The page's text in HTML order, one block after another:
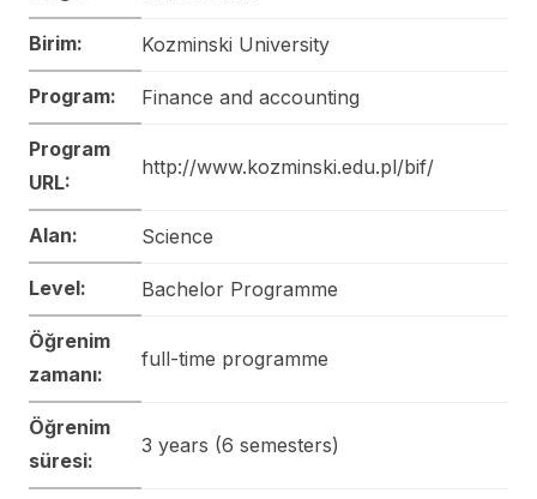
Birim: Kozminski University
Program: Finance and accounting
Program
URL:
http://www.kozminski.edu.pl/bif/
Alan: Science
Level: Bachelor Programme
Öğrenim
zamanı:
full-time programme
Öğrenim
süresi:
3 years (6 semesters)